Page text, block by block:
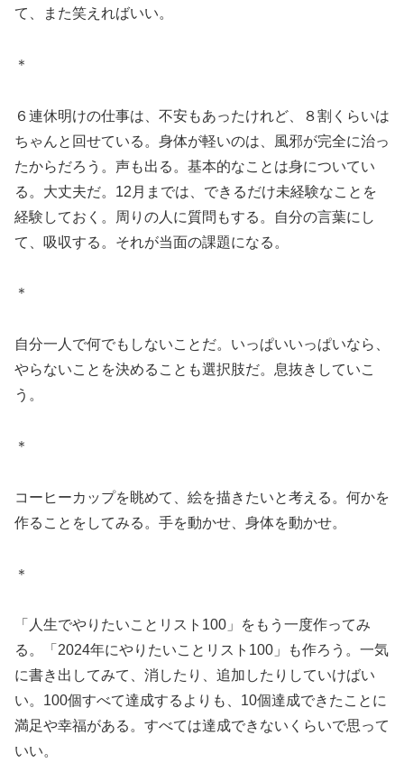
て、また笑えればいい。
＊
６連休明けの仕事は、不安もあったけれど、８割くらいは
ちゃんと回せている。身体が軽いのは、風邪が完全に治っ
たからだろう。声も出る。基本的なことは身についてい
る。大丈夫だ。12月までは、できるだけ未経験なことを
経験しておく。周りの人に質問もする。自分の言葉にし
て、吸収する。それが当面の課題になる。
＊
自分一人で何でもしないことだ。いっぱいいっぱいなら、
やらないことを決めることも選択肢だ。息抜きしていこ
う。
＊
コーヒーカップを眺めて、絵を描きたいと考える。何かを
作ることをしてみる。手を動かせ、身体を動かせ。
＊
「人生でやりたいことリスト100」をもう一度作ってみ
る。「2024年にやりたいことリスト100」も作ろう。一気
に書き出してみて、消したり、追加したりしていけばい
い。100個すべて達成するよりも、10個達成できたことに
満足や幸福がある。すべては達成できないくらいで思って
いい。